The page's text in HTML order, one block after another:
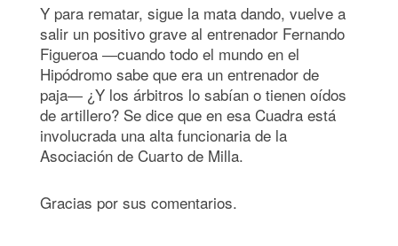
Y para rematar, sigue la mata dando, vuelve a
salir un positivo grave al entrenador Fernando
Figueroa ―cuando todo el mundo en el
Hipódromo sabe que era un entrenador de
paja― ¿Y los árbitros lo sabían o tienen oídos
de artillero? Se dice que en esa Cuadra está
involucrada una alta funcionaria de la
Asociación de Cuarto de Milla.
Gracias por sus comentarios.